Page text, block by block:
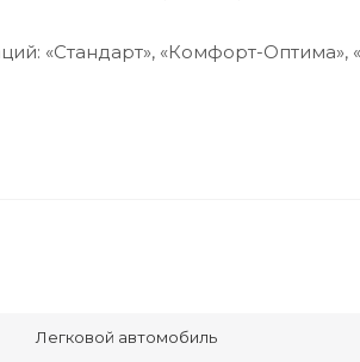
«Стандарт», «Комфорт-Оптима»,
Легковой автомобиль